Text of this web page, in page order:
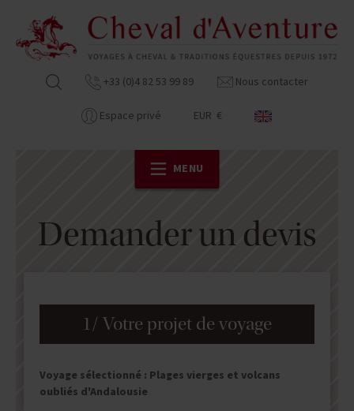
+33 (0)4 82 53 99 89 Nous contacter
Espace privé EUR €
MENU
Demander un devis
1/ Votre projet de voyage
Voyage sélectionné : Plages vierges et volcans
oubliés d'Andalousie